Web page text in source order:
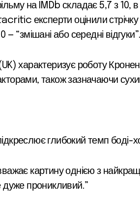
на IMDb складає 5,7 з
експерти оцінили стрічку
— “змішані або середні відгуки”.
характеризує роботу
також зазначаючи
глибокий темп боді-
картинуоднією з
дуже проникливий.”